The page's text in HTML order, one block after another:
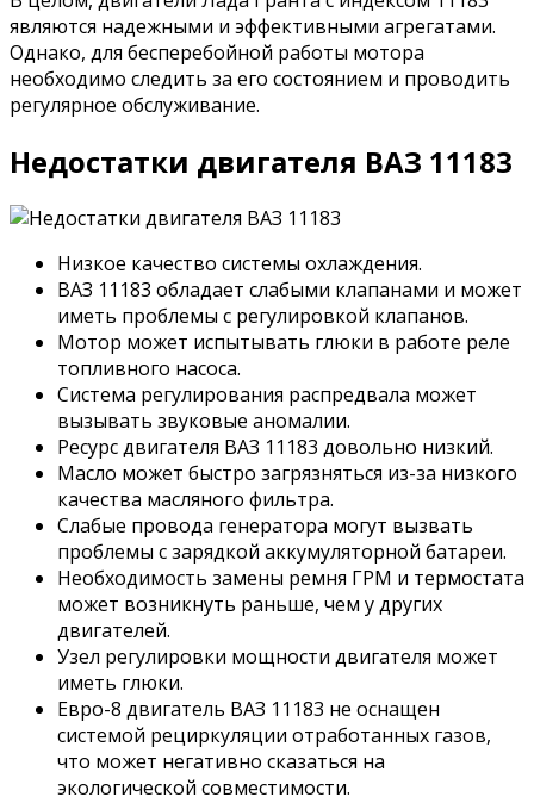
являются надежными и эффективными агрегатами.
Однако, для бесперебойной работы мотора
необходимо следить за его состоянием и проводить
регулярное обслуживание.
Недостатки двигателя ВАЗ 11183
Низкое качество системы охлаждения.
ВАЗ 11183 обладает слабыми клапанами и может
иметь проблемы с регулировкой клапанов.
Мотор может испытывать глюки в работе реле
топливного насоса.
Система регулирования распредвала может
вызывать звуковые аномалии.
Ресурс двигателя ВАЗ 11183 довольно низкий.
Масло может быстро загрязняться из-за низкого
качества масляного фильтра.
Слабые провода генератора могут вызвать
проблемы с зарядкой аккумуляторной батареи.
Необходимость замены ремня ГРМ и термостата
может возникнуть раньше, чем у других
двигателей.
Узел регулировки мощности двигателя может
иметь глюки.
Евро-8 двигатель ВАЗ 11183 не оснащен
системой рециркуляции отработанных газов,
что может негативно сказаться на
экологической совместимости.